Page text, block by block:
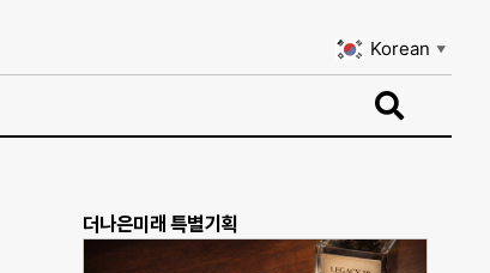
Korean ▼
더나은미래 특별기획